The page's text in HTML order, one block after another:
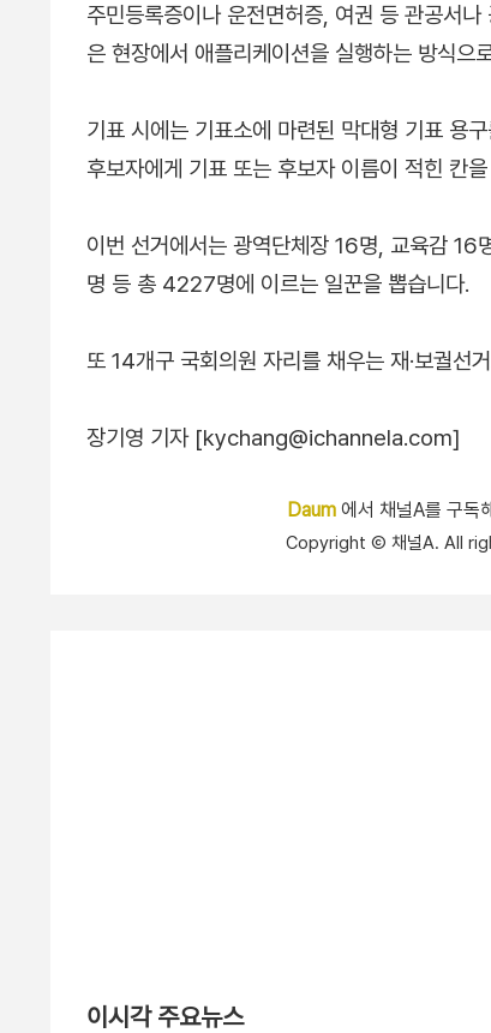
주민등록증이나 운전면허증, 여권 등 관공서
은 현장에서 애플리케이션을 실행하는 방식으
기표 시에는 기표소에 마련된 막대형 기표 용
후보자에게 기표 또는 후보자 이름이 적힌 칸
이번 선거에서는 광역단체장 16명, 교육감
명 등 총 4227명에 이르는 일꾼을 뽑습니다.
또 14개구 국회의원 자리를 채우는 재·보궐선
장기영 기자 [kychang@ichannela.com]
Daum 에서 채널A를 구독
Copyright Ⓒ 채널A. All
이시각 주요뉴스